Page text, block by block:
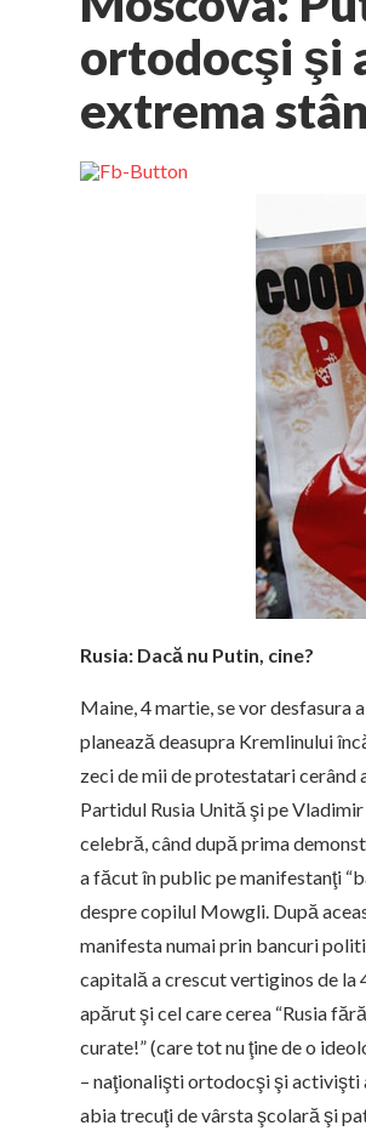
ortodocşi şi
extrema
Rusia: Dacă nu Putin, cine?
Maine, 4 martie, se vor desfasura
planează deasupra Kremlinului
zeci de mii de protestatari cerând
Partidul Rusia Unită şi pe
celebră, când după prima
a făcut în public pe manifestanţi
despre copilul Mowgli. După
manifesta numai prin bancuri
capitală a crescut vertiginos de la
apărut şi cel care cerea “Rusia
curate!” (care tot nu ţine de o
– naţionalişti ortodocşi şi activişti
abia trecuţi de vârsta şcolară şi